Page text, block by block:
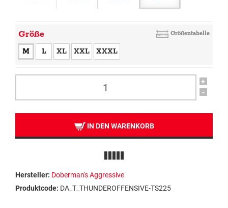
Größe Größentabelle
M L XL XXL XXXL
+
-
IN DEN WARENKORB
Hersteller: Doberman's Aggressive
Produktcode: DA_T_THUNDEROFFENSIVE-TS225